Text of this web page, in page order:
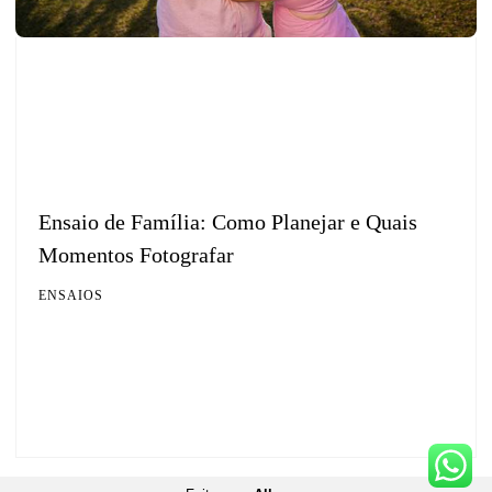
Ensaio de Família: Como Planejar e Quais
Momentos Fotografar
ENSAIOS